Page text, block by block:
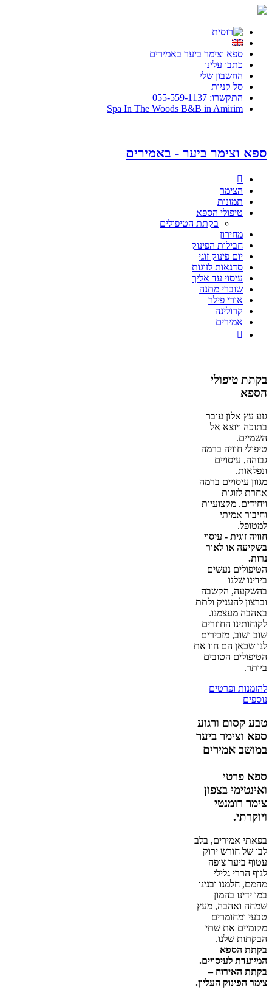
ספא וצימר ביער באמירים
כתבו עלינו
החשבון שלי
סל קניות
התקשרו: 055-559-1137
Spa In The Woods B&B in Amirim
ספא וצימר ביער - באמירים

הצימר
תמונות
טיפולי הספא
בקתת הטיפולים
מחירון
חבילות הפינוק
יום פינוק זוגי
סדנאות לזוגות
עיסוי עד אליך
שוברי מתנה
אורי פילר
קרולינה
אמירים

בקתת טיפולי
הספא
גזע עץ אלון עובר
בתוכה ויוצא אל
השמיים.
טיפולי חוויה ברמה
גבוהה, עיסויים
ונפלאות.
מגוון עיסויים ברמה
אחרת לזוגות
ויחידים. מקצועיות
וחיבור אמיתי
למטופל.
חוויה זוגית - עיסוי
בשקיעה או לאור
נרות.
הטיפולים נעשים
בידינו שלנו
בהשקעה, הקשבה
וברצון להעניק ולתת
באהבה מעצמנו.
לקוחותינו החוזרים
שוב ושוב, מזכירים
לנו שכאן הם חוו את
הטיפולים הטובים
ביותר.
להזמנות ופרטים
נוספים
טבע קסום ורגוע
ספא וצימר ביער
במושב אמירים
ספא פרטי
ואינטימי בצפון
צימר רומנטי
ויוקרתי.
בפאתי אמירים, בלב
לבו של חורש ירוק
עטוף ביער צופה
לנוף הררי גלילי
מהמם, חלמנו ובנינו
במו ידינו בהמון
שמחה ואהבה, מעץ
טבעי ומחומרים
מקומיים את שתי
הבקתות שלנו.
בקתת הספא
המיועדת לעיסויים.
בקתת האירוח –
צימר הפינוק העליון.